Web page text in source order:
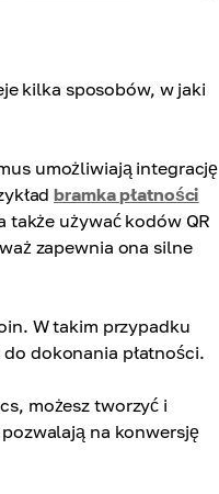
kilka sposobów, w jaki
umożliwiają integrację
bramka płatności
używać kodów QR
zapewnia ona silne
W takim przypadku
dokonania płatności.
możesz tworzyć i
na konwersję